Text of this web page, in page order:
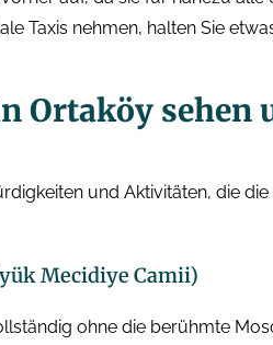
Taxis nehmen, halten Sie
Ortaköy sehen
und Aktivitäten, die
Mecidiye Camii)
ohne die berühmte